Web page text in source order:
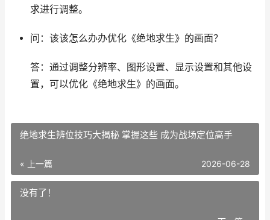
求进行调整。
问：该该怎么办办优化《绝地求生》的画面？
答：通过调整分辨率、图形设置、显示设置和其他设
置，可以优化《绝地求生》的画面。
绝地求生辨位技巧大揭秘 掌握这些 成为战场定位高手
« 上一篇 2026-06-28
没有了！